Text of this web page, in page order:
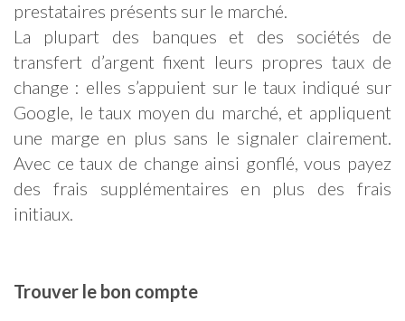
prestataires présents sur le marché.
La plupart des banques et des sociétés de
transfert d’argent fixent leurs propres taux de
change : elles s’appuient sur le taux indiqué sur
Google, le taux moyen du marché, et appliquent
une marge en plus sans le signaler clairement.
Avec ce taux de change ainsi gonflé, vous payez
des frais supplémentaires en plus des frais
initiaux.
Trouver le bon compte